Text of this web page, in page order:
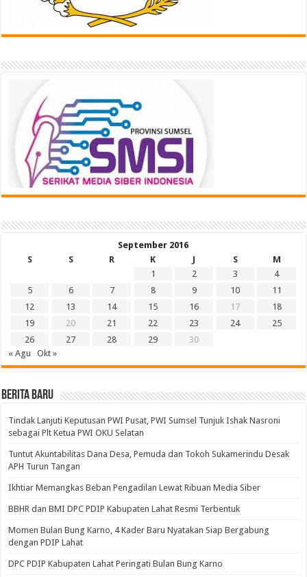
September 2016
S
S R K J S
M
1
2 3
4
5
6 7 8 9 10
11
12
13 14 15 16 17
18
19
20 21 22 23 24
25
26
27 28 29
30
« Agu
Okt »
BERITA BARU
Tindak Lanjuti Keputusan PWI Pusat, PWI Sumsel Tunjuk Ishak Nasroni
sebagai Plt Ketua PWI OKU Selatan
Tuntut Akuntabilitas Dana Desa, Pemuda dan Tokoh Sukamerindu Desak
APH Turun Tangan
Ikhtiar Memangkas Beban Pengadilan Lewat Ribuan Media Siber
BBHR dan BMI DPC PDIP Kabupaten Lahat Resmi Terbentuk
Momen Bulan Bung Karno, 4 Kader Baru Nyatakan Siap Bergabung
dengan PDIP Lahat
DPC PDIP Kabupaten Lahat Peringati Bulan Bung Karno